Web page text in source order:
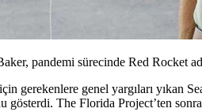
pandemi sürecinde Red Rocket
gerekenlere genel yargıları yıkan
The Florida Project’ten